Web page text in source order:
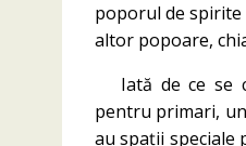
poporul de spirite
altor popoare,
Iată de ce se
pentru primari,
au spații speciale